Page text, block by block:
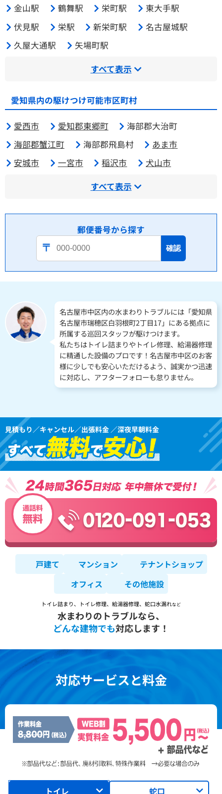
金山駅 鶴舞駅 栄町駅
東大手駅
伏見駅
栄駅 新栄町駅
名古屋城駅
久屋大通駅
矢場町駅
すべて表示
愛知県内の駆けつけ可能市区町村
愛西市 愛知郡東郷町
海部郡大治町
海部郡蟹江町
海部郡飛島村
あま市
安城市
一宮市 稲沢市
犬山市
すべて表示
郵便番号から探す
確認
名古屋市中区内の水まわりトラブルには「愛知県
名古屋市瑞穂区白羽根町2丁目17」にある拠点に
所属する巡回スタッフが駆けつけます。
私たちはトイレ詰まりやトイレ修理、給湯器修理
に精通した設備のプロです！名古屋市中区のお客
様に少しでも安心いただけるよう、誠実かつ迅速
に対応し、アフターフォローも怠りません。
見積もり／キャンセル／出張料金 ／深夜早朝料金
戸建て マンション
テナントショップ
オフィス
その他施設
トイレ詰まり、トイレ修理、給湯器修理、蛇口水漏れなど
水まわりのトラブルなら、
どんな建物でも対応します！
対応サービスと料金
トイレ 蛇口